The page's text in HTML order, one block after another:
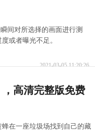
间对所选择的画面进行测
或者曝光不足。
2021-03-05 11:20:26
高清完整版免费
在一座垃圾场找到自己的藏